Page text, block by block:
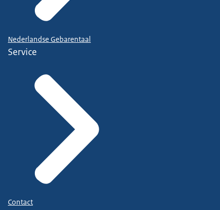
Nederlandse Gebarentaal
Service
Contact